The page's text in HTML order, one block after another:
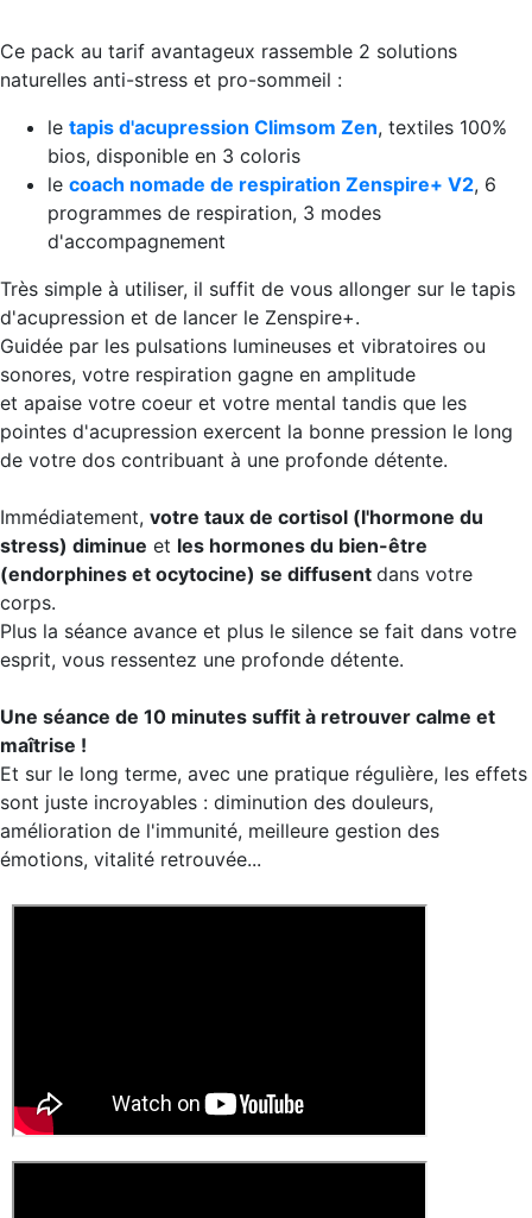
Ce pack au tarif avantageux rassemble 2 solutions
naturelles anti-stress et pro-sommeil :
le tapis d'acupression Climsom Zen, textiles 100%
bios, disponible en 3 coloris
le coach nomade de respiration Zenspire+ V2, 6
programmes de respiration, 3 modes
d'accompagnement
Très simple à utiliser, il suffit de vous allonger sur le tapis
d'acupression et de lancer le Zenspire+.
Guidée par les pulsations lumineuses et vibratoires ou
sonores, votre respiration gagne en amplitude
et apaise votre coeur et votre mental tandis que les
pointes d'acupression exercent la bonne pression le long
de votre dos contribuant à une profonde détente.
Immédiatement, votre taux de cortisol (l'hormone du
stress) diminue et les hormones du bien-être
(endorphines et ocytocine) se diffusent dans votre
corps.
Plus la séance avance et plus le silence se fait dans votre
esprit, vous ressentez une profonde détente.
Une séance de 10 minutes suffit à retrouver calme et
maîtrise !
Et sur le long terme, avec une pratique régulière, les effets
sont juste incroyables : diminution des douleurs,
amélioration de l'immunité, meilleure gestion des
émotions, vitalité retrouvée...